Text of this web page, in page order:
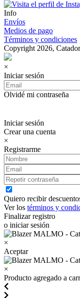
Info
Envíos
Medios de pago
Términos y condiciones
Copyright 2026,
×
Iniciar sesión
Olvidé mi contraseña
Iniciar sesión
Crear una cuenta
×
Registrarme
Quiero recibir
Ver los términos y
Finalizar registro
o iniciar sesión
×
Aceptar
×
Producto agregado a